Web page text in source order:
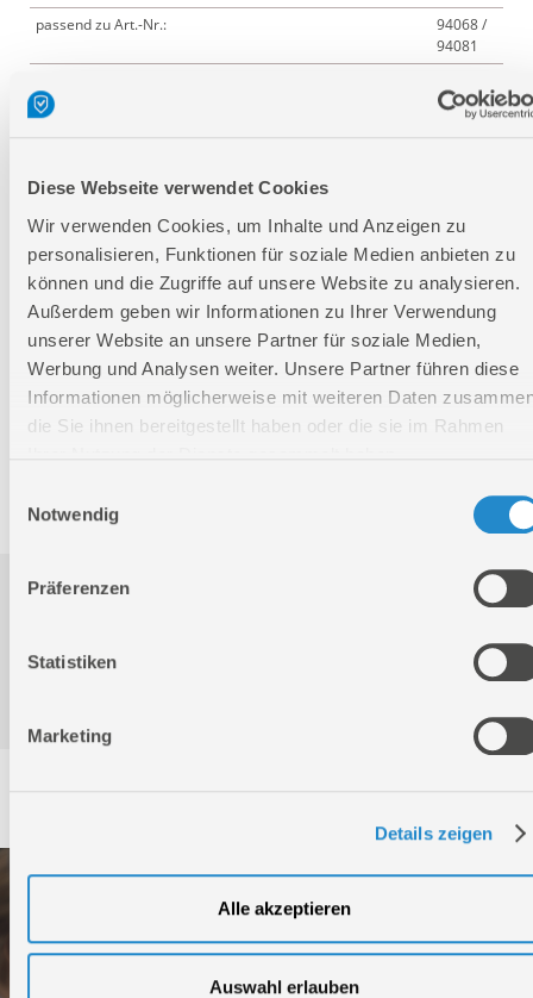
Diese Webseite verwendet Cookies
Wir verwenden Cookies, um Inhalte und Anzeigen zu
personalisieren, Funktionen für soziale Medien anbieten zu
können und die Zugriffe auf unsere Website zu analysieren.
Außerdem geben wir Informationen zu Ihrer Verwendung
unserer Website an unsere Partner für soziale Medien,
Werbung und Analysen weiter. Unsere Partner führen diese
Informationen möglicherweise mit weiteren Daten
die Sie ihnen bereitgestellt haben oder die sie im Rahmen
Notwendig
Präferenzen
Statistiken
Marketing
Details zeigen
Alle akzeptieren
Auswahl erlauben
passend zu Art.-Nr.:
94068 /
94081
295 mm
Breite
Höhe
3 mm
Nettogewicht:
0,325 kg